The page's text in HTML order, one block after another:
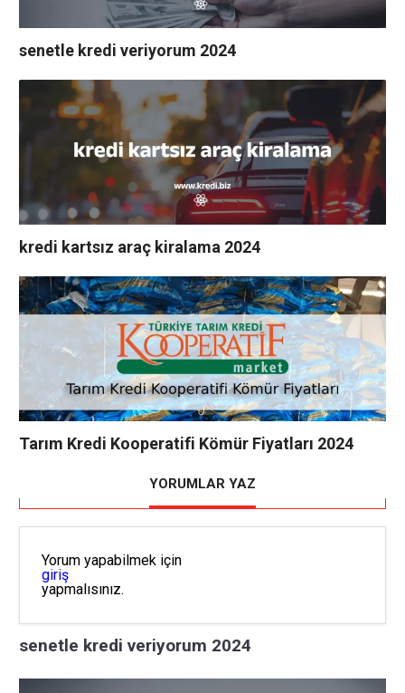
senetle kredi veriyorum 2024
kredi kartsız araç kiralama 2024
Tarım Kredi Kooperatifi Kömür Fiyatları 2024
YORUMLAR YAZ
Yorum yapabilmek için
giriş
yapmalısınız.
senetle kredi veriyorum 2024